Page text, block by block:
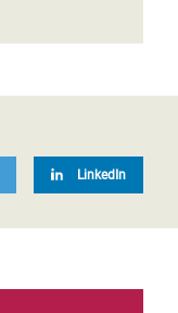
LinkedIn